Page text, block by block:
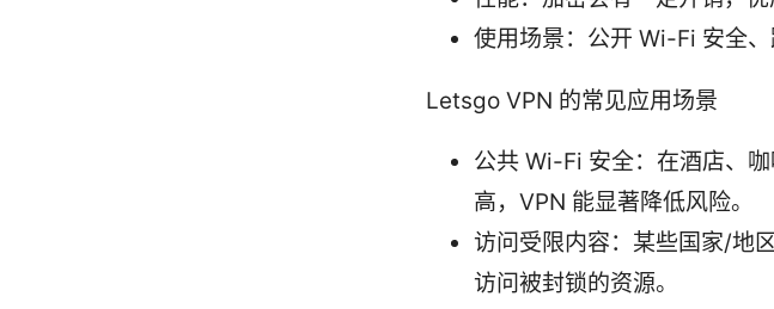
使用场景：公开 Wi-Fi 安全
Letsgo VPN 的常见应用场景
公共 Wi-Fi 安全：在酒店、
高，VPN 能显著降低风险。
访问受限内容：某些国家/地
访问被封锁的资源。